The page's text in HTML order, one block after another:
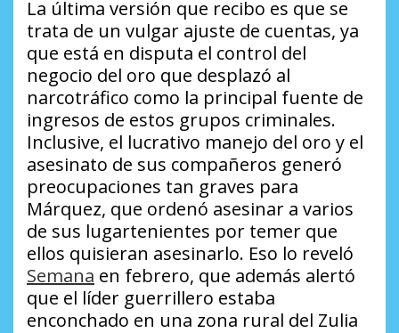
La última versión que recibo es que se
trata de un vulgar ajuste de cuentas, ya
que está en disputa el control del
negocio del oro que desplazó al
narcotráfico como la principal fuente de
ingresos de estos grupos criminales.
Inclusive, el lucrativo manejo del oro y el
asesinato de sus compañeros generó
preocupaciones tan graves para
Márquez, que ordenó asesinar a varios
de sus lugartenientes por temer que
ellos quisieran asesinarlo. Eso lo reveló
Semana en febrero, que además alertó
que el líder guerrillero estaba
enconchado en una zona rural del Zulia